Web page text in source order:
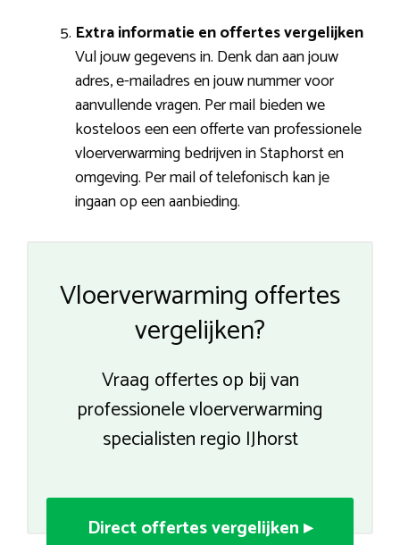
Extra informatie en offertes vergelijken
Vul jouw gegevens in. Denk dan aan jouw
adres, e-mailadres en jouw nummer voor
aanvullende vragen. Per mail bieden we
kosteloos een een offerte van professionele
vloerverwarming bedrijven in Staphorst en
omgeving. Per mail of telefonisch kan je
ingaan op een aanbieding.
Vloerverwarming offertes
vergelijken?
Vraag offertes op bij van
professionele vloerverwarming
specialisten regio IJhorst
Direct offertes vergelijken ▸